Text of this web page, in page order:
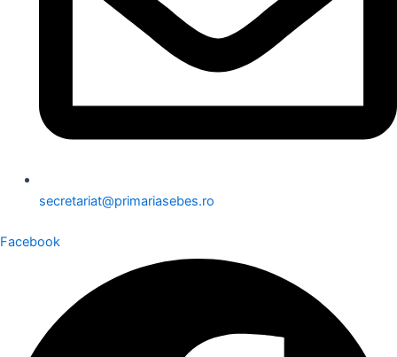
secretariat@primariasebes.ro
Facebook